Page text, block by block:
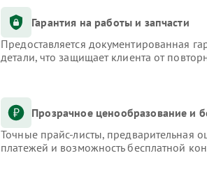
Гарантия на работы и запчасти
Предоставляется документированная
детали, что защищает клиента от
Прозрачное ценообразование и
Точные прайс-листы, предварительная
платежей и возможность бесплатной